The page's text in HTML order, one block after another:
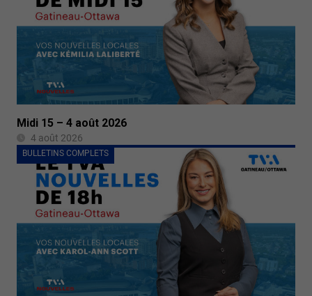
Midi 15 – 4 août 2026
4 août 2026
BULLETINS COMPLETS